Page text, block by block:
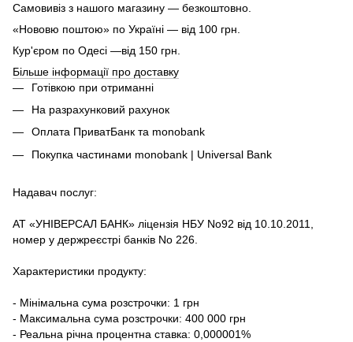
Самовивіз з нашого магазину — безкоштовно.
«Нововю поштою» по Україні — від 100 грн.
Кур'єром по Одесі —від 150 грн.
Більше інформації про доставку
Готівкою при отриманні
На разрахунковий рахунок
Оплата ПриватБанк та monobank
Покупка частинами monobank | Universal Bank
Надавач послуг:
АТ «УНІВЕРСАЛ БАНК» ліцензія НБУ No92 від 10.10.2011,
номер у держреєстрі банків No 226.
Характеристики продукту:
- Мінімальна сума розстрочки: 1 грн
- Максимальна сума розстрочки: 400 000 грн
- Реальна річна процентна ставка: 0,000001%